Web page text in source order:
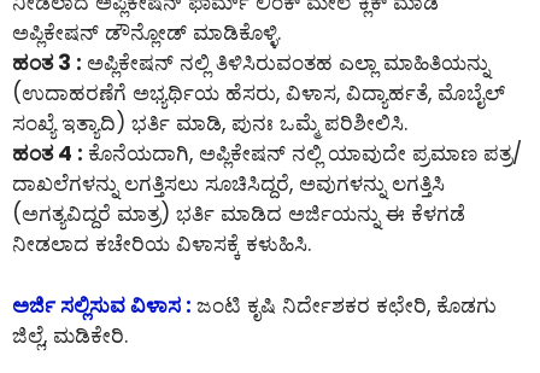
ಅಪ್ಲಿಕೇಷನ್ ಡೌನ್ಲೋಡ್ ಮಾಡಿಕೊಳ್ಳಿ.
ಹಂತ 3 : ಅಪ್ಲಿಕೇಷನ್ ನಲ್ಲಿ ತಿಳಿಸಿರುವಂತಹ ಎಲ್ಲಾ ಮಾಹಿತಿಯನ್ನು
(ಉದಾಹರಣೆಗೆ ಅಭ್ಯರ್ಥಿಯ ಹೆಸರು, ವಿಳಾಸ, ವಿದ್ಯಾರ್ಹತೆ, ಮೊಬೈಲ್
ಸಂಖ್ಯೆ ಇತ್ಯಾದಿ) ಭರ್ತಿ ಮಾಡಿ, ಪುನಃ ಒಮ್ಮೆ ಪರಿಶೀಲಿಸಿ.
ಹಂತ 4 : ಕೊನೆಯದಾಗಿ, ಅಪ್ಲಿಕೇಷನ್ ನಲ್ಲಿ ಯಾವುದೇ ಪ್ರಮಾಣ ಪತ್ರ/
ದಾಖಲೆಗಳನ್ನು ಲಗತ್ತಿಸಲು ಸೂಚಿಸಿದ್ದರೆ, ಅವುಗಳನ್ನು ಲಗತ್ತಿಸಿ
(ಅಗತ್ಯವಿದ್ದರೆ ಮಾತ್ರ) ಭರ್ತಿ ಮಾಡಿದ ಅರ್ಜಿಯನ್ನು ಈ ಕೆಳಗಡೆ
ನೀಡಲಾದ ಕಚೇರಿಯ ವಿಳಾಸಕ್ಕೆ ಕಳುಹಿಸಿ.
ಅರ್ಜಿ ಸಲ್ಲಿಸುವ ವಿಳಾಸ : ಜಂಟಿ ಕೃಷಿ ನಿರ್ದೇಶಕರ ಕಛೇರಿ, ಕೊಡಗು
ಜಿಲ್ಲೆ, ಮಡಿಕೇರಿ.